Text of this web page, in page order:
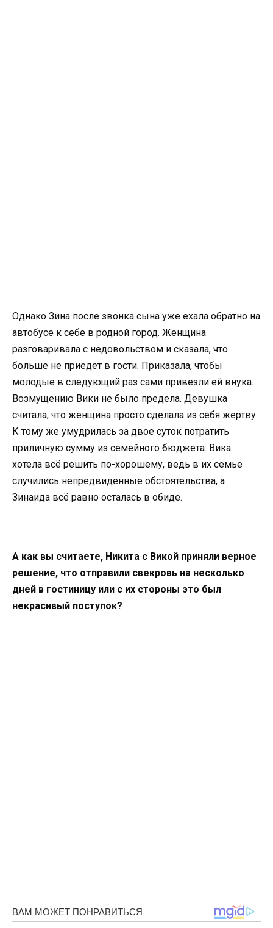
Однако Зина после звонка сына уже ехала обратно на
автобусе к себе в родной город. Женщина
разговаривала с недовольством и сказала, что
больше не приедет в гости. Приказала, чтобы
молодые в следующий раз сами привезли ей внука.
Возмущению Вики не было предела. Девушка
считала, что женщина просто сделала из себя жертву.
К тому же умудрилась за двое суток потратить
приличную сумму из семейного бюджета. Вика
хотела всё решить по-хорошему, ведь в их семье
случились непредвиденные обстоятельства, а
Зинаида всё равно осталась в обиде.
А как вы считаете, Никита с Викой приняли верное
решение, что отправили свекровь на несколько
дней в гостиницу или с их стороны это был
некрасивый поступок?